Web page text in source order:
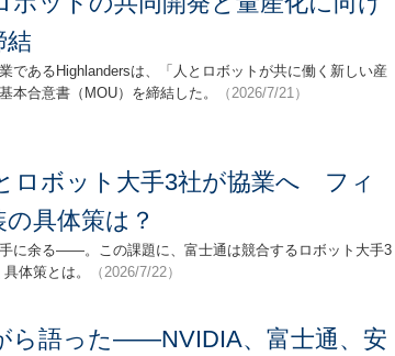
結
であるHighlandersは、「人とロボットが共に働く新しい産
本合意書（MOU）を締結した。
（2026/7/21）
ロボット大手3社が協業へ フィ
具体策は？
に余る――。この課題に、富士通は競合するロボット大手3
体策とは。
（2026/7/22）
ら語った――NVIDIA、富士通、安